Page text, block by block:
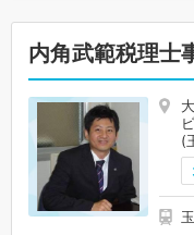
内角武範税理士
(